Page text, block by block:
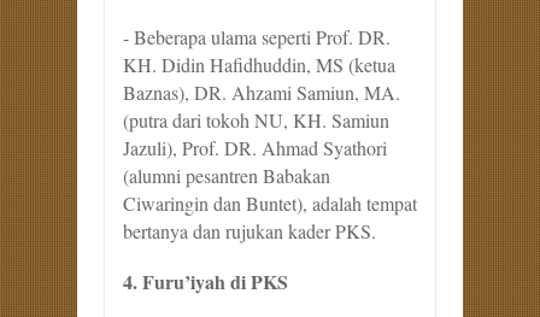
- Beberapa ulama seperti Prof. DR.
KH. Didin Hafidhuddin, MS (ketua
Baznas), DR. Ahzami Samiun, MA.
(putra dari tokoh NU, KH. Samiun
Jazuli), Prof. DR. Ahmad Syathori
(alumni pesantren Babakan
Ciwaringin dan Buntet), adalah tempat
bertanya dan rujukan kader PKS.
4. Furu’iyah di PKS